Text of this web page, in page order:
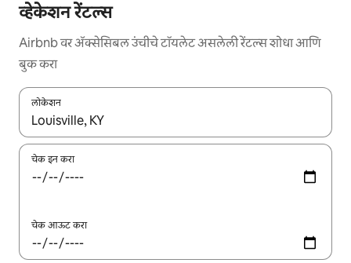
व्हेकेशन रेंटल्स
Airbnb वर ॲक्सेसिबल उंचीचे टॉयलेट असलेली रेंटल्स शोधा आणि
बुक करा
लोकेशन
जेव्हा परिणाम उपलब्ध असतील, तेव्हा वरच्या आणि खाली बाणांच्या किजसह
चेक इन करा
चेक आऊट करा